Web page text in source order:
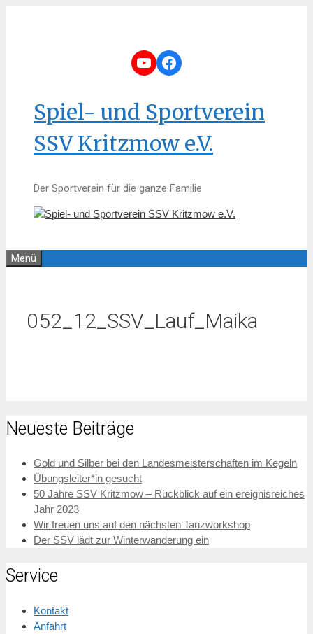
YouTube
Facebook
Spiel- und Sportverein
SSV Kritzmow e.V.
Der Sportverein für die ganze Familie
Menü
052_12_SSV_Lauf_Maika
Neueste Beiträge
Gold und Silber bei den Landesmeisterschaften im Kegeln
Übungsleiter*in gesucht
50 Jahre SSV Kritzmow – Rückblick auf ein ereignisreiches
Jahr 2023
Wir freuen uns auf den nächsten Tanzworkshop
Der SSV lädt zur Winterwanderung ein
Service
Kontakt
Anfahrt